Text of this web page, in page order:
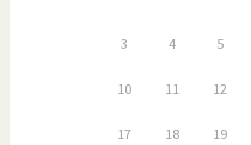
3 4 5
10 11 12
17 18 19